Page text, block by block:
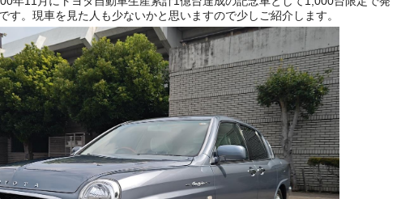
す。現車を見た人も少ないかと思いますので少しご紹介します。